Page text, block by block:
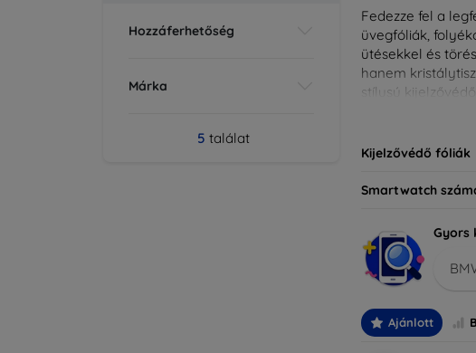
Hozzáferhetőség
Márka
5 találat
Fedezze fel a
üvegfóliák,
ütésekkel és
hanem
stílusú
Kijelzővédő fóliák
Smartwatch
Gyors
Ajánlott